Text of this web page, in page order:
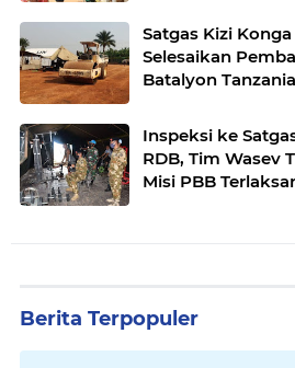
Satgas Kizi
Selesaikan
Batalyon
Inspeksi ke
RDB, Tim Wasev
Misi PBB
Berita Terpopuler